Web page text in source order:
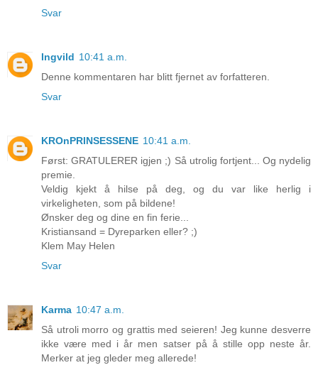
Svar
Ingvild 10:41 a.m.
Denne kommentaren har blitt fjernet av forfatteren.
Svar
KROnPRINSESSENE 10:41 a.m.
Først: GRATULERER igjen ;) Så utrolig fortjent... Og nydelig
premie.
Veldig kjekt å hilse på deg, og du var like herlig i
virkeligheten, som på bildene!
Ønsker deg og dine en fin ferie...
Kristiansand = Dyreparken eller? ;)
Klem May Helen
Svar
Karma 10:47 a.m.
Så utroli morro og grattis med seieren! Jeg kunne desverre
ikke være med i år men satser på å stille opp neste år.
Merker at jeg gleder meg allerede!